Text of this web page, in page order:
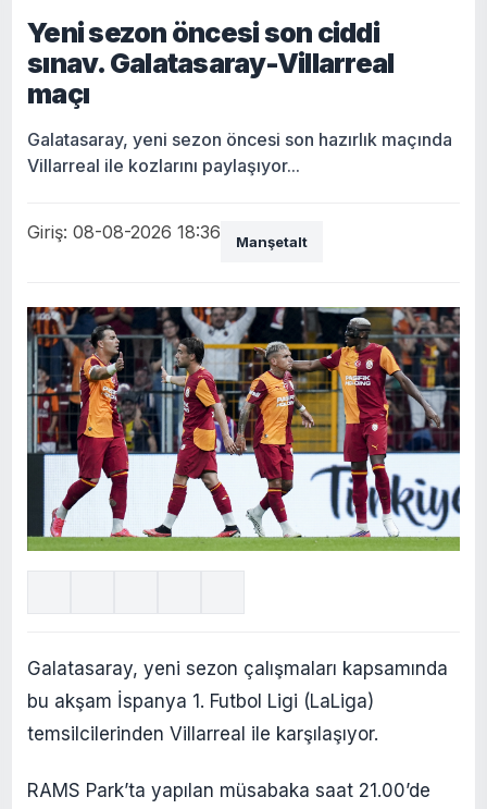
Yeni sezon öncesi son ciddi
sınav. Galatasaray-Villarreal
maçı
Galatasaray, yeni sezon öncesi son hazırlık maçında
Villarreal ile kozlarını paylaşıyor...
Giriş: 08-08-2026 18:36 Manşetalt
Galatasaray, yeni sezon çalışmaları kapsamında
bu akşam İspanya 1. Futbol Ligi (LaLiga)
temsilcilerinden Villarreal ile karşılaşıyor.
RAMS Park’ta yapılan müsabaka saat 21.00’de